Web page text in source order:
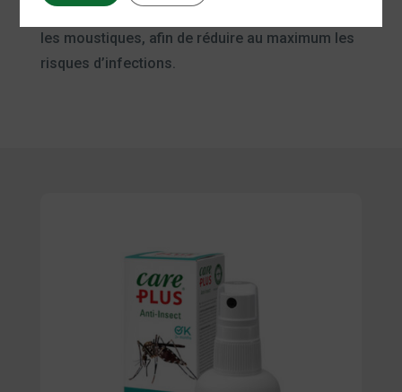
les moustiques, afin de réduire au maximum les
risques d’infections.